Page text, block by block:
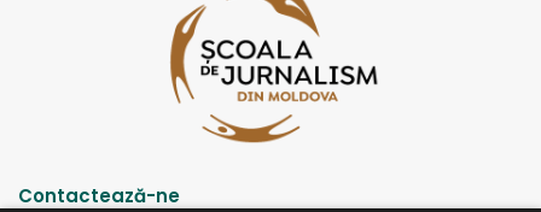
Contactează-ne